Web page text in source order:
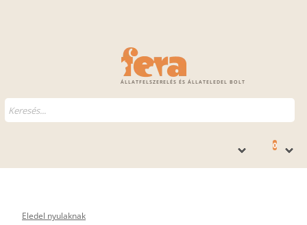
ÁLLATFELSZERELÉS ÉS ÁLLATELEDEL BOLT
0
Eledel nyulaknak